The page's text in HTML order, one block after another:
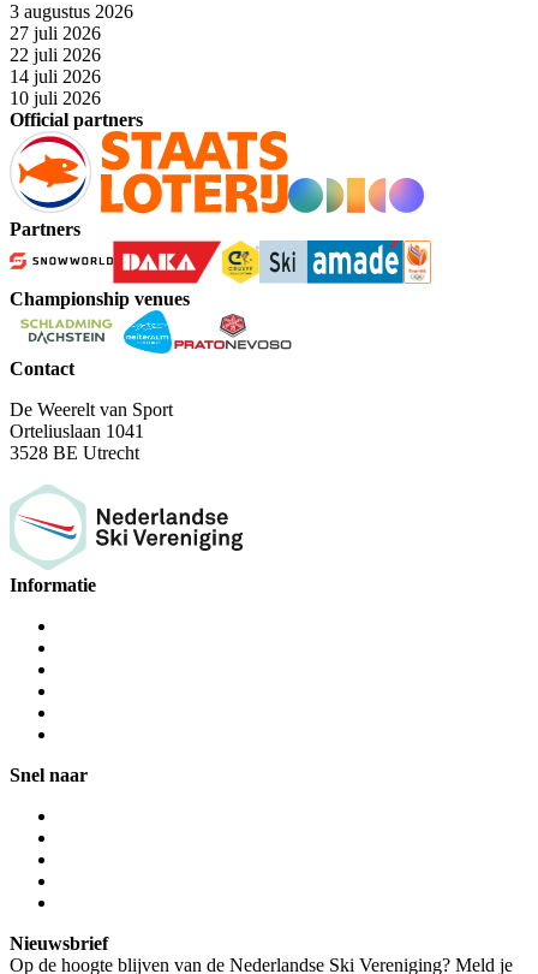
3 augustus 2026
27 juli 2026
22 juli 2026
14 juli 2026
10 juli 2026
Official partners
Partners
Championship venues
Contact
De Weerelt van Sport
Orteliuslaan 1041
3528 BE Utrecht
Informatie
Snel naar
Nieuwsbrief
Op de hoogte blijven van de Nederlandse Ski Vereniging? Meld je